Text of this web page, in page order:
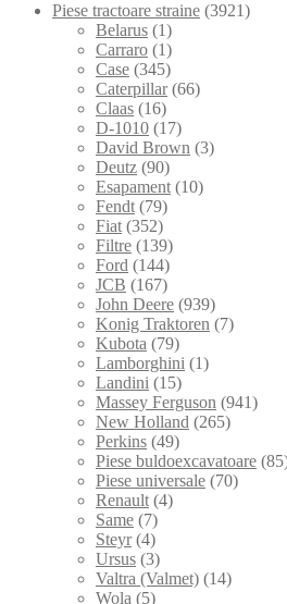
Piese tractoare straine (3921)
Belarus (1)
Carraro (1)
Case (345)
Caterpillar (66)
Claas (16)
D-1010 (17)
David Brown (3)
Deutz (90)
Esapament (10)
Fendt (79)
Fiat (352)
Filtre (139)
Ford (144)
JCB (167)
John Deere (939)
Konig Traktoren (7)
Kubota (79)
Lamborghini (1)
Landini (15)
Massey Ferguson (941)
New Holland (265)
Perkins (49)
Piese buldoexcavatoare
Piese universale (70)
Renault (4)
Same (7)
Steyr (4)
Ursus (3)
Valtra (Valmet) (14)
Wola (5)